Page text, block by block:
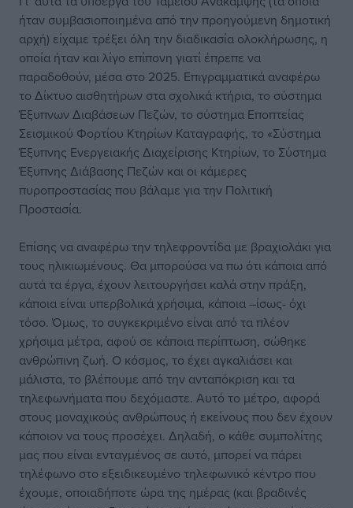
ήταν συμβασιοποιημένα από την προηγούμενη δημοτική
αρχή) είχαμε τρέξει όλη την διαδικασία ολοκλήρωσης, η
οποία ήταν και λίγο επίπονη γιατί έπρεπε να
παραδοθούν, μέσα στο 2025. Επιγραμματικά αναφέρω
το Δίκτυο αισθητήρων στα σχολικά κτήρια, το σύστημα
Έξυπνων Διαβάσεων Πεζών, το σύστημα Εποπτείας
Σεισμικού Φορτίου Κτηρίων Καταγραφής, το «Σύστημα
Έξυπνης Ενεργειακής Διαχείρισης Κτηρίων, το Σύστημα
Έξυπνης Διάβασης Πεζών και οι κάμερες
πυροπροστασίας που βάλαμε για την Πολιτική
Προστασία.
Επίσης να αναφέρω την τηλεφροντίδα με βραχιολάκι για
τους ηλικιωμένους. Θα μπορούσα να πω ότι κάποια από
αυτά τα έργα, έχουν λειτουργήσει καλά στην πράξη,
κάποια είναι υπερβολικά χρήσιμα, κάποια –ίσως- όχι
τόσο. Όμως, το συγκεκριμένο είναι από τα πλέον
χρήσιμα μέτρα, αφού σε κάποια περίπτωση, σώθηκε
ανθρώπινη ζωή. Ο κόσμος, το έχει αγκαλιάσει και
μάλιστα, το βλέπουμε από την ανταπόκριση και τα
τηλεφωνήματα που δεχόμαστε. Αυτό το μέτρο, αφορά
στους μοναχικούς ανθρώπους ή εκείνους που δεν έχουν
κάποιον να τους προσέχει. Δηλαδή, ο κάθε συμπολίτης
μας που είναι ενταγμένος σε αυτό, μπορεί να πάρει
τηλέφωνο στο εξειδικευμένο τηλεφωνικό κέντρο που
έχουμε, οποιαδήποτε ώρα της ημέρας (και βραδινές